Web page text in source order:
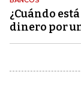
¿Cuándo
dinero por